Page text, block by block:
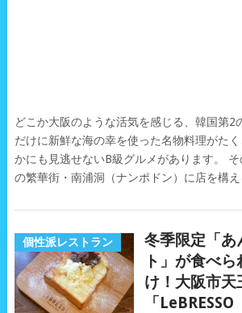
どこか大阪のような活気を感じる、韓国第2
だけに新鮮な海の幸を使った名物料理がた
かにも見逃せないB級グルメがあります。
の繁華街・南浦洞（ナンポドン）に店を構え
個性派レストラン
冬季限定「あ
ト」が食べ
け！大阪市天
「